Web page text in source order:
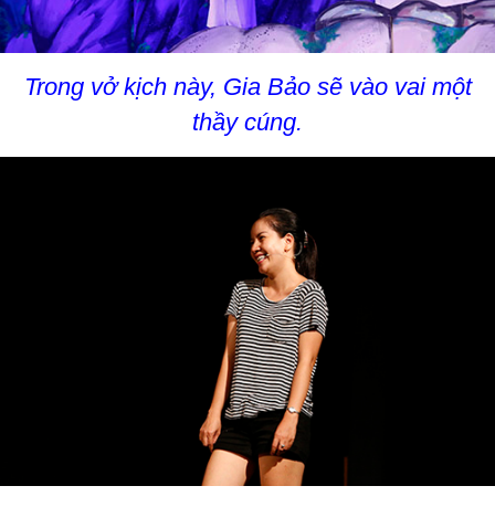
Trong vở kịch này, Gia Bảo sẽ vào vai một
thầy cúng.